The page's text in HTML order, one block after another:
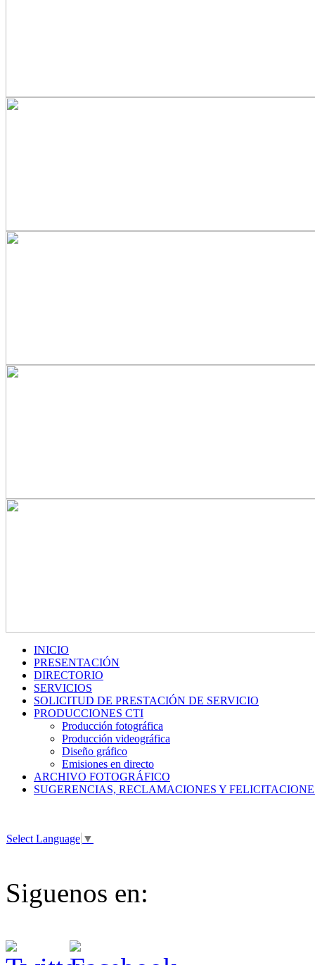
INICIO
PRESENTACIÓN
DIRECTORIO
SERVICIOS
SOLICITUD DE PRESTACIÓN DE SERVICIO
PRODUCCIONES CTI
Producción fotográfica
Producción videográfica
Diseño gráfico
Emisiones en directo
ARCHIVO FOTOGRÁFICO
SUGERENCIAS, RECLAMACIONES Y
Select Language ▼
Siguenos en: